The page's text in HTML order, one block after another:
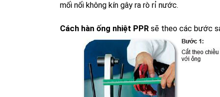
mối nối không kín gây ra rò rỉ nước.
Cách hàn ống nhiệt PPR sẽ theo các bước